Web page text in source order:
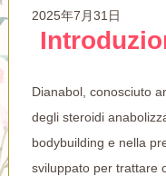
2025年7月31日
Dianabol, conosciuto
degli steroidi
bodybuilding e nella
sviluppato per trattare